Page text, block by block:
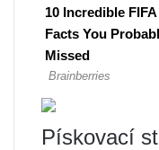
Pískovací